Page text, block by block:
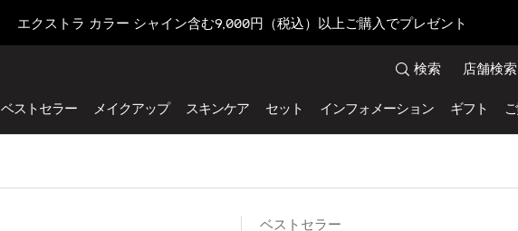
エクストラ カラー シャイン含む9,000円（税込）以上ご購入でプレゼント
ベストセラー メイクアップ スキンケア セット インフォメーション ギフト
検索 店舗検索
ベストセラー